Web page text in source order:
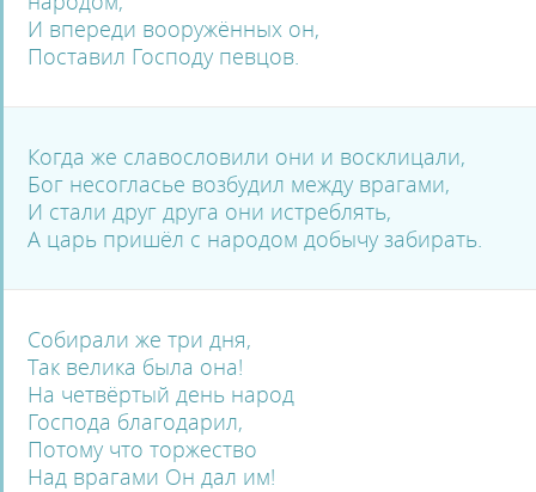
И впереди вооружённых он,
Поставил Господу певцов.
Когда же славословили они и восклицали,
Бог несогласье возбудил между врагами,
И стали друг друга они истреблять,
А царь пришёл с народом добычу забирать.
Собирали же три дня,
Так велика была она!
На четвёртый день народ
Господа благодарил,
Потому что торжество
Над врагами Он дал им!